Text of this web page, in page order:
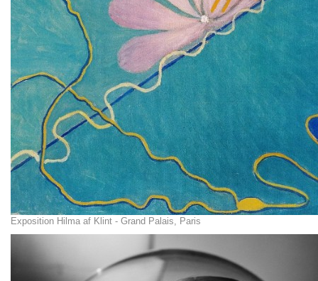
Exposition Hilma af Klint - Grand Palais, Paris